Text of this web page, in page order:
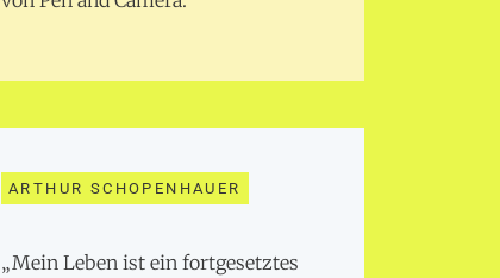
ARTHUR SCHOPENHAUER
„Mein Leben ist ein fortgesetztes